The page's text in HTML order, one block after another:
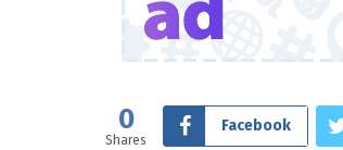
0
Shares
Facebook